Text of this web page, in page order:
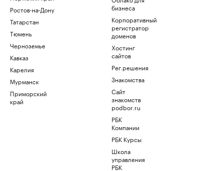
Ростов-на-Дону
Татарстан
Тюмень
Черноземье
Кавказ
Карелия
Мурманск
Приморский
край
бизнеса
Корпоративный
регистратор
доменов
Хостинг
сайтов
Рег.решения
Знакомства
Сайт
знакомств
podbor.ru
РБК
Компании
РБК Курсы
Школа
управления
РБК